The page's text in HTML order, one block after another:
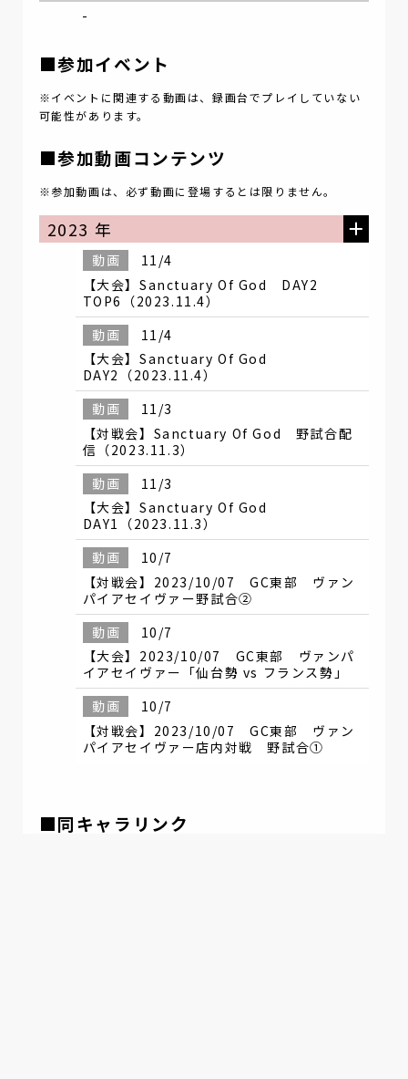
-
■参加イベント
※イベントに関連する動画は、録画台でプレイしていない
可能性があります。
■参加動画コンテンツ
※参加動画は、必ず動画に登場するとは限りません。
2023 年
動画
11/4
【大会】Sanctuary Of God DAY2
TOP6（2023.11.4）
動画
11/4
【大会】Sanctuary Of God
DAY2（2023.11.4）
動画
11/3
【対戦会】Sanctuary Of God 野試合配
信（2023.11.3）
動画
11/3
【大会】Sanctuary Of God
DAY1（2023.11.3）
動画
10/7
【対戦会】2023/10/07 GC東部 ヴァン
パイアセイヴァー野試合②
動画
10/7
【大会】2023/10/07 GC東部 ヴァンパ
イアセイヴァー「仙台勢 vs フランス勢」
動画
10/7
【対戦会】2023/10/07 GC東部 ヴァン
パイアセイヴァー店内対戦 野試合①
■同キャラリンク